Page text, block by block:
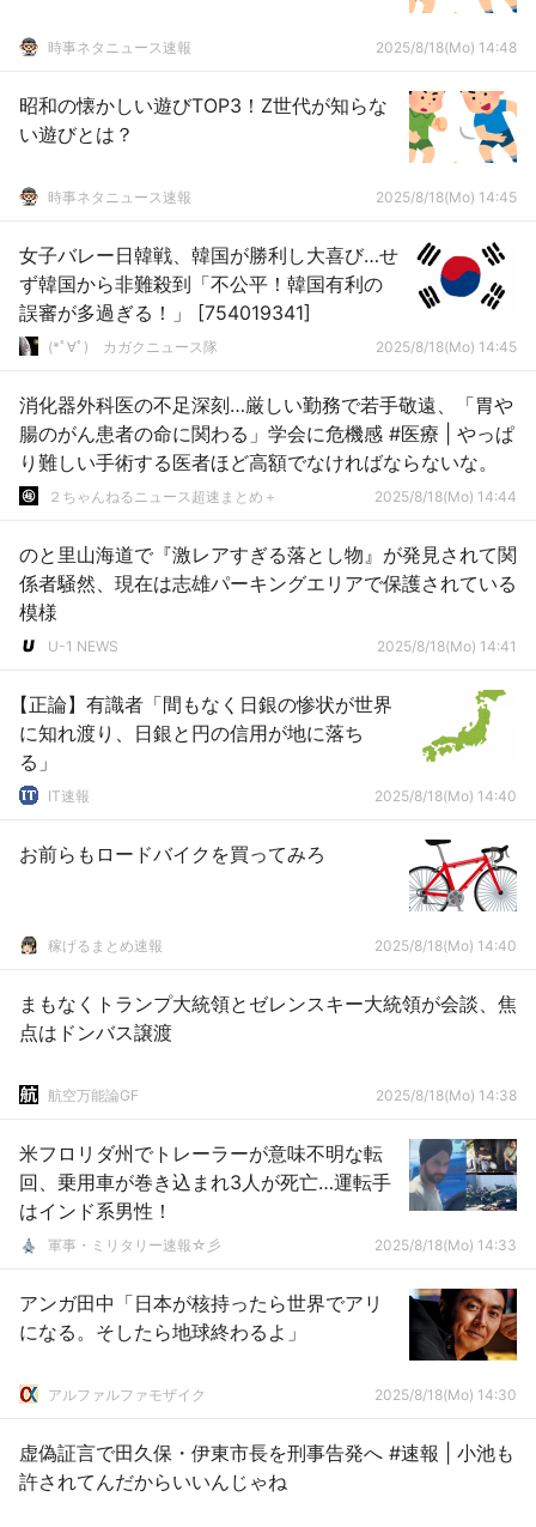
時事ネタニュース速報 2025/8/18(Mo) 14:48
昭和の懐かしい遊びTOP3！Z世代が知らな
い遊びとは？
時事ネタニュース速報 2025/8/18(Mo) 14:45
女子バレー日韓戦、韓国が勝利し大喜び…せ
ず韓国から非難殺到「不公平！韓国有利の
誤審が多過ぎる！」 [754019341]
(*ﾟ∀ﾟ)ゞカガクニュース隊 2025/8/18(Mo) 14:45
消化器外科医の不足深刻…厳しい勤務で若手敬遠、「胃や
腸のがん患者の命に関わる」学会に危機感 #医療 | やっぱ
り難しい手術する医者ほど高額でなければならないな。
２ちゃんねるニュース超速まとめ＋ 2025/8/18(Mo) 14:44
のと里山海道で『激レアすぎる落とし物』が発見されて関
係者騒然、現在は志雄パーキングエリアで保護されている
模様
U-1 NEWS 2025/8/18(Mo) 14:41
【正論】有識者「間もなく日銀の惨状が世界
に知れ渡り、日銀と円の信用が地に落ち
る」
IT速報 2025/8/18(Mo) 14:40
お前らもロードバイクを買ってみろ
稼げるまとめ速報 2025/8/18(Mo) 14:40
まもなくトランプ大統領とゼレンスキー大統領が会談、焦
点はドンバス譲渡
航空万能論GF 2025/8/18(Mo) 14:38
米フロリダ州でトレーラーが意味不明な転
回、乗用車が巻き込まれ3人が死亡…運転手
はインド系男性！
軍事・ミリタリー速報☆彡 2025/8/18(Mo) 14:33
アンガ田中「日本が核持ったら世界でアリ
になる。そしたら地球終わるよ」
アルファルファモザイク 2025/8/18(Mo) 14:30
虚偽証言で田久保・伊東市長を刑事告発へ #速報 | 小池も
許されてんだからいいんじゃね